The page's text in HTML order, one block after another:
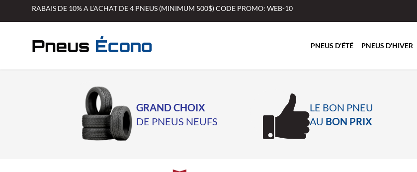
RABAIS DE 10% A L’ACHAT DE 4 PNEUS (MINIMUM 500$) CODE PROMO: WEB-10
PNEUS D’ÉTÉ PNEUS D’HIVER
GRAND CHOIX
DE PNEUS NEUFS
LE BON PNEU
AU BON PRIX